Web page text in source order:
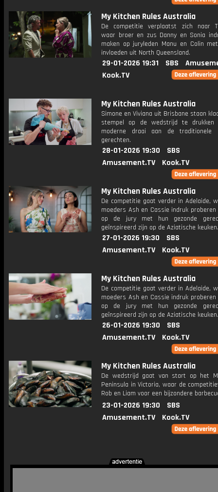
My Kitchen Rules Australia
De competitie verplaatst zich naar
waar broer en zus Danny en Sonia
maken op juryleden Manu en Colin
invloeden uit North Queensland.
29-01-2026 19:31 SBS
Kook.TV
My Kitchen Rules Australia
Simone en Viviana uit Brisbane staan
stempel op de wedstrijd te drukken
moderne draai aan de traditionele
gerechten.
28-01-2026 19:30
SBS
Amusement.TV
Kook.TV
My Kitchen Rules Australia
De competitie gaat verder in Adelaide,
moeders Ash en Cassie indruk
op de jury met hun gezonde
geïnspireerd zijn op de Aziatische keuken.
27-01-2026 19:30
SBS
Amusement.TV
Kook.TV
My Kitchen Rules Australia
De competitie gaat verder in Adelaide,
moeders Ash en Cassie indruk
op de jury met hun gezonde
geïnspireerd zijn op de Aziatische keuken.
26-01-2026 19:30
SBS
Amusement.TV
Kook.TV
My Kitchen Rules Australia
De wedstrijd gaat van start op het
Peninsula in Victoria, waar de
Rob en Liam voor een bijzondere
23-01-2026 19:30
SBS
Amusement.TV
Kook.TV